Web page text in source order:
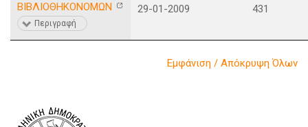
ΒΙΒΛΙΟΘΗΚΟΝΟΜΩΝ
Περιγραφή
29-01-2009 431
Εμφάνιση / Απόκρυψη Όλων